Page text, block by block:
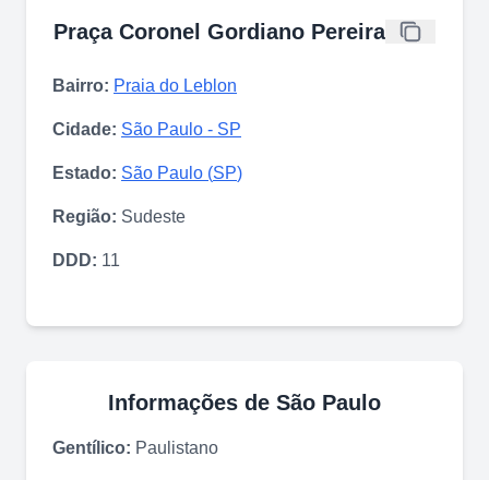
Praça Coronel Gordiano Pereira
Bairro: Praia do Leblon
Cidade: São Paulo - SP
Estado: São Paulo (SP)
Região: Sudeste
DDD: 11
Informações de São Paulo
Gentílico: Paulistano